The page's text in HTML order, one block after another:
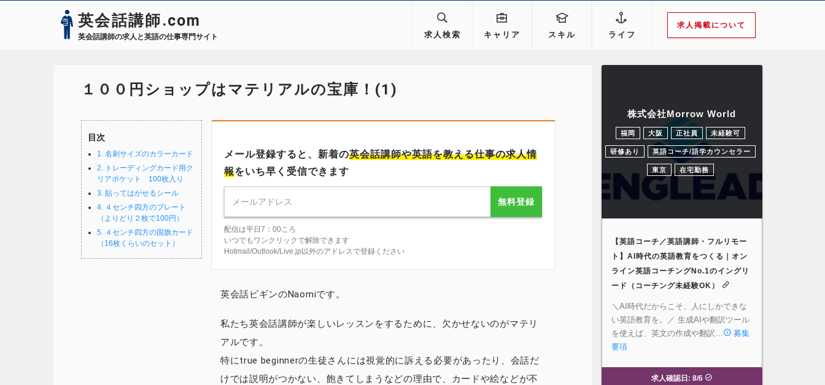
英会話講師.com
英会話講師の求人と英語の仕事専門サイト 求人検索 キャリア スキル ライフ
求人掲載について
１００円ショップはマテリアルの宝庫！(1)
目次
1. 名刺サイズのカラーカード
2. トレーディングカード用ク
リアポケット 100枚入り
3. 貼ってはがせるシール
4. ４センチ四方のプレート
（よりどり２枚で100円）
5. ４センチ四方の国旗カード
（16枚くらいのセット）
メール登録すると、新着の英会話講師や英語を教える仕事の求人情
報をいち早く受信できます
無料登録
配信は平日7：00ころ
いつでもワンクリックで解除できます
Hotmail/Outlook/Live.jp以外のアドレスで登録ください
英会話ビギンのNaomiです。
私たち英会話講師が楽しいレッスンをするために、欠かせないのがマテリ
アルです。
特にtrue beginnerの生徒さんには視覚的に訴える必要があったり、会話だ
けでは説明がつかない、飽きてしまうなどの理由で、カードや絵などが不
株式会社Morrow World
福岡 大阪 正社員 未経験可
研修あり 英語コーチ/語学カウンセラー
東京 在宅勤務
【英語コーチ／英語講師・フルリモー
ト】AI時代の英語教育をつくる｜オン
ライン英語コーチングNo.1のイングリ
ード（コーチング未経験OK）
＼AI時代だからこそ、人にしかできな
い英語教育を。／ 生成AIや翻訳ツール
を使えば、英文の作成や翻訳…
募集
要項
求人確認日: 8/6